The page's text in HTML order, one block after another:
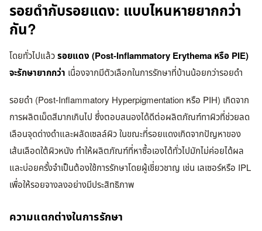
รอยดำกับรอยแดง: แบบไหนหายยากกว่า
กัน?
โดยทั่วไปแล้วรอยแดง (Post-Inflammatory Erythema หรือ PIE)
จะรักษายากกว่า เนื่องจากมีตัวเลือกในการรักษาที่บ้านน้อยกว่ารอยดำ
รอยดำ (Post-Inflammatory Hyperpigmentation หรือ PIH) เกิดจาก
การผลิตเม็ดสีมากเกินไป ซึ่งตอบสนองได้ดีต่อผลิตภัณฑ์ทาผิวที่ช่วยลด
เลือนจุดด่างดำและผลัดเซลล์ผิว ในขณะที่รอยแดงเกิดจากปัญหาของ
เส้นเลือดใต้ผิวหนัง ทำให้ผลิตภัณฑ์ที่หาซื้อเองได้ทั่วไปมักไม่ค่อยได้ผล
และบ่อยครั้งจำเป็นต้องใช้การรักษาโดยผู้เชี่ยวชาญ เช่น เลเซอร์หรือ IPL
เพื่อให้รอยจางลงอย่างมีประสิทธิภาพ
ความแตกต่างในการรักษา